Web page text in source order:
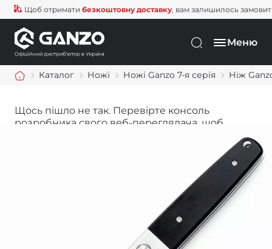
Щоб отриматибезкоштовну доставку, вам залишилось замовити
Меню
Каталог Ножі Ножі Ganzo 7-я серія Ніж
Щось пішло не так. Перевірте консоль
розробника свого веб-переглядача, щоб